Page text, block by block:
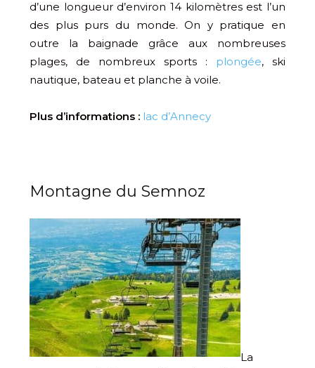
d’une longueur d’environ 14 kilomètres est l’un
des plus purs du monde. On y pratique en
outre la baignade grâce aux nombreuses
plages, de nombreux sports : plongée, ski
nautique, bateau et planche à voile.
Plus d’informations : lac d’Annecy
Montagne du Semnoz
La